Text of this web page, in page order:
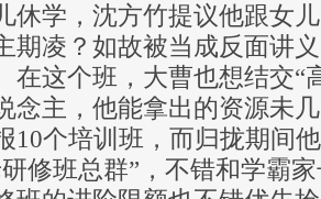
休学，沈方竹提议他跟女
期凌？如故被当成反面讲
在这个班，大曹也想结交“
念主，他能拿出的资源未
10个培训班，而归拢期间
修班总群”，不错和学霸